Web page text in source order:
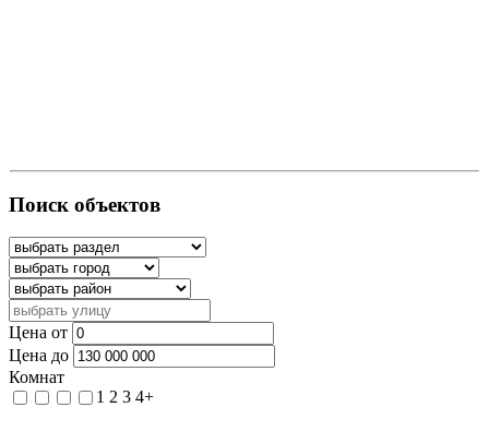
Поиск объектов
Цена от
Цена до
Комнат
1 2 3 4+